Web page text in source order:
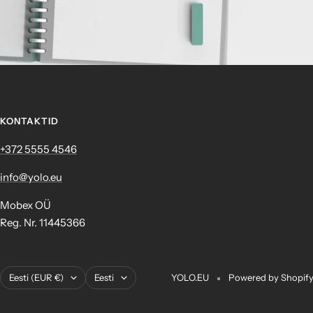
KONTAKTID
+372 ‎5555 4546
info@yolo.eu
Mobex OÜ
Reg. Nr. 11445366
Asukoht
Eesti (EUR €) KeelEesti YOLO.EU Powered by Shopify